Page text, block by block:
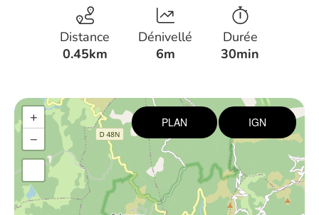
Distance
0.45km
Dénivellé
6m
Durée
30min
+
−
PLAN IGN